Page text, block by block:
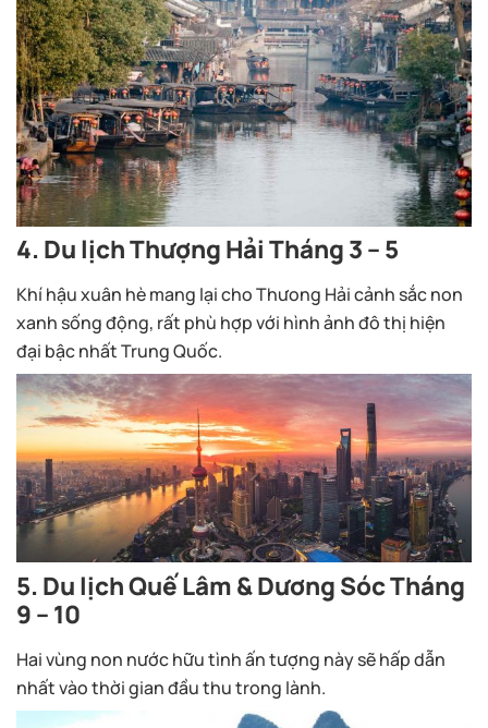
4. Du lịch Thượng Hải Tháng 3 – 5
Khí hậu xuân hè mang lại cho Thưong Hải cảnh sắc non
xanh sống động, rất phù hợp với hình ảnh đô thị hiện
đại bậc nhất Trung Quốc.
5. Du lịch Quế Lâm & Dương Sóc Tháng
9 – 10
Hai vùng non nước hữu tình ấn tượng này sẽ hấp dẫn
nhất vào thời gian đầu thu trong lành.